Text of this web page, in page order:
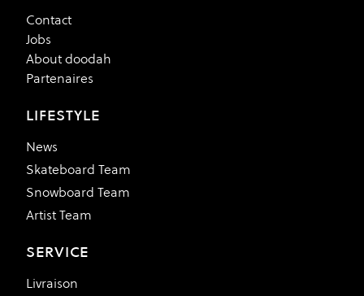
Contact
Jobs
About doodah
Partenaires
LIFESTYLE
News
Skateboard Team
Snowboard Team
Artist Team
SERVICE
Livraison